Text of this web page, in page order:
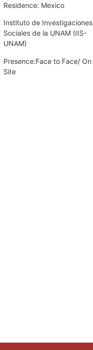
Residence: Mexico
Instituto de Investigaciones
Sociales de la UNAM (IIS-
UNAM)
Presence:Face to Face/ On
Site